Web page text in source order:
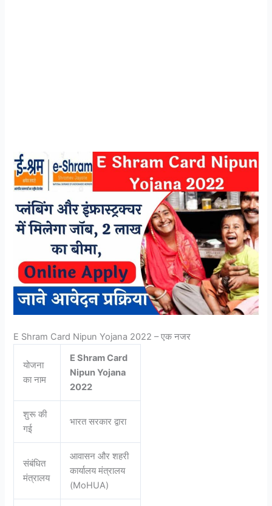
E Shram Card Nipun Yojana 2022 – एक नजर
योजना
का नाम
E Shram Card
Nipun Yojana
2022
शुरू की
गई
भारत सरकार द्वारा
संबंधित
मंत्रालय
आवासन और शहरी
कार्यालय मंत्रालय
(MoHUA)